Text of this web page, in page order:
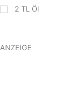
2 TL Öl
ANZEIGE